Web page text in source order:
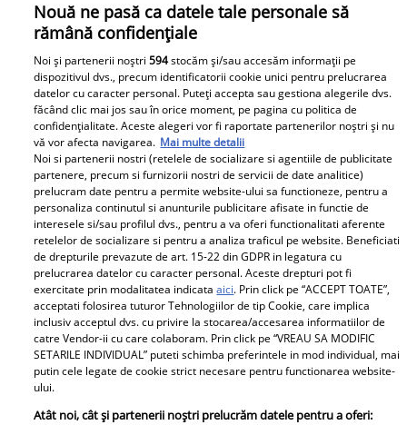
Implant – la plural implanturi, nu
implante
Monolog– la plural monologuri, nu
monoloage
Necrolog– la plural necrologuri, nu
necroloage
Manta– la plural mantale, nu mantăi
Sarma– la plural sarmale, nu sarmăi
Ingredient– la plural ingrediente, nu
ingredienți
Laser
Nouă ne pasă ca datele tale personale să
rămână confidențiale
Noi și partenerii noștri594stocăm și/sau accesăm informații pe
dispozitivul dvs., precum identificatorii cookie unici pentru prelucrarea
datelor cu caracter personal. Puteți accepta sau gestiona alegerile dvs.
făcând clic mai jos sau în orice moment, pe pagina cu politica de
confidențialitate. Aceste alegeri vor fi raportate partenerilor noștri și nu
vă vor afecta navigarea. Mai multe detalii
Noi si partenerii nostri (retelele de socializare si agentiile de publicitate
partenere, precum si furnizorii nostri de servicii de date analitice)
prelucram date pentru a permite website-ului sa functioneze, pentru a
personaliza continutul si anunturile publicitare afisate in functie de
interesele si/sau profilul dvs., pentru a va oferi functionalitati aferente
retelelor de socializare si pentru a analiza traficul pe website. Beneficiati
de drepturile prevazute de art. 15-22 din GDPR in legatura cu
prelucrarea datelor cu caracter personal. Aceste drepturi pot fi
exercitate prin modalitatea indicataaici. Prin click pe “ACCEPT TOATE”,
acceptati folosirea tuturor Tehnologiilor de tip Cookie, care implica
inclusiv acceptul dvs. cu privire la stocarea/accesarea informatiilor de
catre Vendor-ii cu care colaboram. Prin click pe “VREAU SA MODIFIC
SETARILE INDIVIDUAL” puteti schimba preferintele in mod individual, mai
putin cele legate de cookie strict necesare pentru functionarea website-
ului.
Atât noi, cât și partenerii noștri prelucrăm datele pentru a oferi: